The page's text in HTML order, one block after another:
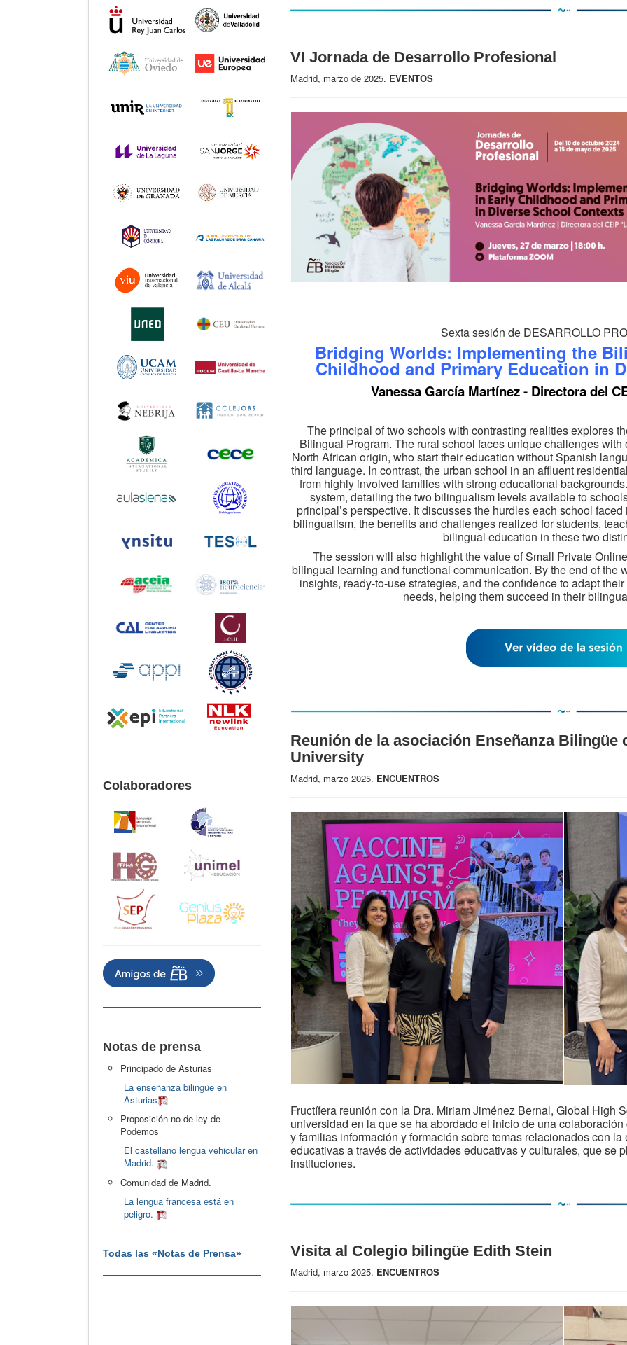
Colaboradores
Notas de prensa
Principado de Asturias
La enseñanza bilingüe en
Asturias
Proposición no de ley de
Podemos
El castellano lengua vehicular en
Madrid.
Comunidad de Madrid.
La lengua francesa está en
peligro.
Todas las «Notas de Prensa»
VI Jornada de Desarrollo Profesional
Madrid, marzo de 2025. EVENTOS
Sexta sesión de DESARROLLO
Bridging Worlds: Implementing the
Childhood and Primary Education in
Vanessa García Martínez - Directora del
The principal of two schools with contrasting realities explores
Bilingual Program. The rural school faces unique challenges
North African origin, who start their education without Spanish
third language. In contrast, the urban school in an affluent
from highly involved families with strong educational
system, detailing the two bilingualism levels available to
principal’s perspective. It discusses the hurdles each school
bilingualism, the benefits and challenges realized for students,
bilingual education in these two
The session will also highlight the value of Small Private
bilingual learning and functional communication. By the end of the
insights, ready-to-use strategies, and the confidence to adapt
needs, helping them succeed in their
Reunión de la asociación Enseñanza
University
Madrid, marzo 2025. ENCUENTROS
Fructífera reunión con la Dra. Miriam Jiménez Bernal, Global High
universidad en la que se ha abordado el inicio de una
y familias información y formación sobre temas relacionados con
educativas a través de actividades educativas y culturales, que se
instituciones.
Visita al Colegio bilingüe Edith Stein
Madrid, marzo 2025. ENCUENTROS